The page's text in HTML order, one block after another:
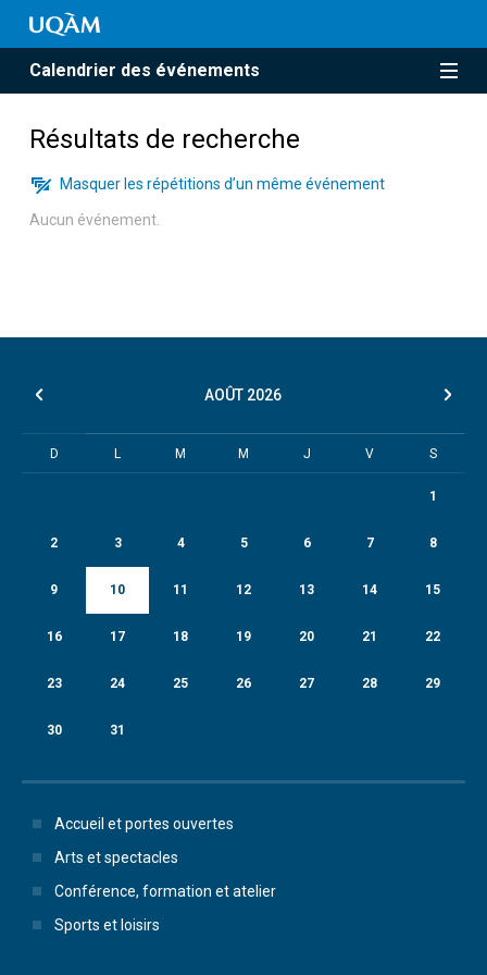
Calendrier des événements
Résultats de recherche
Masquer les répétitions d’un même événement
Aucun événement.
AOÛT 2026
D L M M J V S
1
2 3 4 5 6 7 8
9 10 11 12 13 14 15
16 17 18 19 20 21 22
23 24 25 26 27 28 29
30 31
Accueil et portes ouvertes
Arts et spectacles
Conférence, formation et atelier
Sports et loisirs